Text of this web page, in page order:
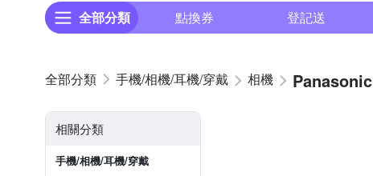
全部分類 點換券 登記送
手機/相機/耳機/穿戴 相機 Panasonic
相關分類
手機/相機/耳機/穿戴